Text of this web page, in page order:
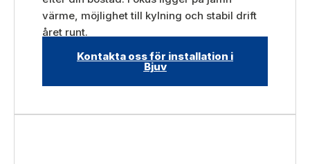
värme, möjlighet till kylning och stabil drift
året runt.
Kontakta oss för installation i
Bjuv